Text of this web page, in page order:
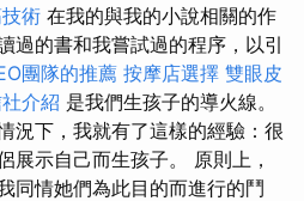
術 在我的與我的小說相關的作
過的書和我嘗試過的程序，以引
團隊的推薦 按摩店選擇 雙眼皮
介紹 是我們生孩子的導火線。
況下，我就有了這樣的經驗：很
展示自己而生孩子。 原則上，
同情她們為此目的而進行的鬥